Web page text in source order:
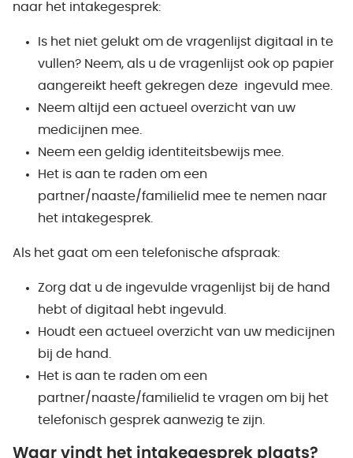
naar het intakegesprek:
Is het niet gelukt om de vragenlijst digitaal in te
vullen? Neem, als u de vragenlijst ook op papier
aangereikt heeft gekregen deze ingevuld mee.
Neem altijd een actueel overzicht van uw
medicijnen mee.
Neem een geldig identiteitsbewijs mee.
Het is aan te raden om een
partner/naaste/familielid mee te nemen naar
het intakegesprek.
Als het gaat om een telefonische afspraak:
Zorg dat u de ingevulde vragenlijst bij de hand
hebt of digitaal hebt ingevuld.
Houdt een actueel overzicht van uw medicijnen
bij de hand.
Het is aan te raden om een
partner/naaste/familielid te vragen om bij het
telefonisch gesprek aanwezig te zijn.
Waar vindt het intakegesprek plaats?